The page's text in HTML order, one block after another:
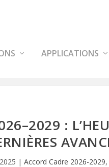
APPLICATIONS
:
| Accord Cadre 2026-2029,